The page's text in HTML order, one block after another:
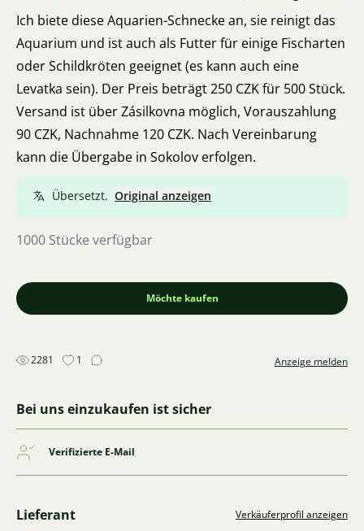
Ich biete diese Aquarien-Schnecke an, sie reinigt das
Aquarium und ist auch als Futter für einige Fischarten
oder Schildkröten geeignet (es kann auch eine
Levatka sein). Der Preis beträgt 250 CZK für 500 Stück.
Versand ist über Zásilkovna möglich, Vorauszahlung
90 CZK, Nachnahme 120 CZK. Nach Vereinbarung
kann die Übergabe in Sokolov erfolgen.
Übersetzt. Original anzeigen
1000 Stücke verfügbar
Möchte kaufen
2281 1 Anzeige melden
Bei uns einzukaufen ist sicher
Verifizierte E-Mail
Lieferant Verkäuferprofil anzeigen